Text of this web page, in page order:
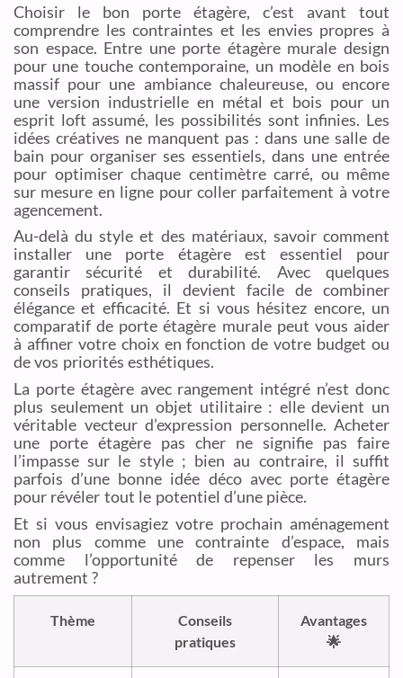
Choisir le bon porte étagère, c’est avant tout
comprendre les contraintes et les envies propres à
son espace. Entre une porte étagère murale design
pour une touche contemporaine, un modèle en bois
massif pour une ambiance chaleureuse, ou encore
une version industrielle en métal et bois pour un
esprit loft assumé, les possibilités sont infinies. Les
idées créatives ne manquent pas : dans une salle de
bain pour organiser ses essentiels, dans une entrée
pour optimiser chaque centimètre carré, ou même
sur mesure en ligne pour coller parfaitement à votre
agencement.
Au-delà du style et des matériaux, savoir comment
installer une porte étagère est essentiel pour
garantir sécurité et durabilité. Avec quelques
conseils pratiques, il devient facile de combiner
élégance et efficacité. Et si vous hésitez encore, un
comparatif de porte étagère murale peut vous aider
à affiner votre choix en fonction de votre budget ou
de vos priorités esthétiques.
La porte étagère avec rangement intégré n’est donc
plus seulement un objet utilitaire : elle devient un
véritable vecteur d’expression personnelle. Acheter
une porte étagère pas cher ne signifie pas faire
l’impasse sur le style ; bien au contraire, il suffit
parfois d’une bonne idée déco avec porte étagère
pour révéler tout le potentiel d’une pièce.
Et si vous envisagiez votre prochain aménagement
non plus comme une contrainte d’espace, mais
comme l’opportunité de repenser les murs
autrement ?
Thème
Conseils
pratiques
Avantages
🌟